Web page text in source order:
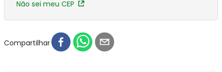
Não sei meu CEP
Compartilhar